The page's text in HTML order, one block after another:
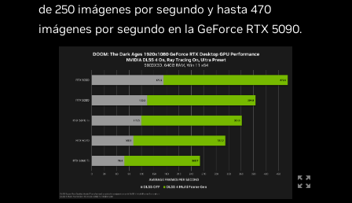
de 250 imágenes por segundo y hasta 470
imágenes por segundo en la GeForce RTX 5090.